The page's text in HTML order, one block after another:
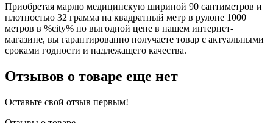
Приобретая марлю медицинскую шириной 90 сантиметров и
плотностью 32 грамма на квадратный метр в рулоне 1000
метров в %city% по выгодной цене в нашем интернет-
магазине, вы гарантированно получаете товар с актуальными
сроками годности и надлежащего качества.
Отзывов о товаре еще нет
Оставьте свой отзыв первым!